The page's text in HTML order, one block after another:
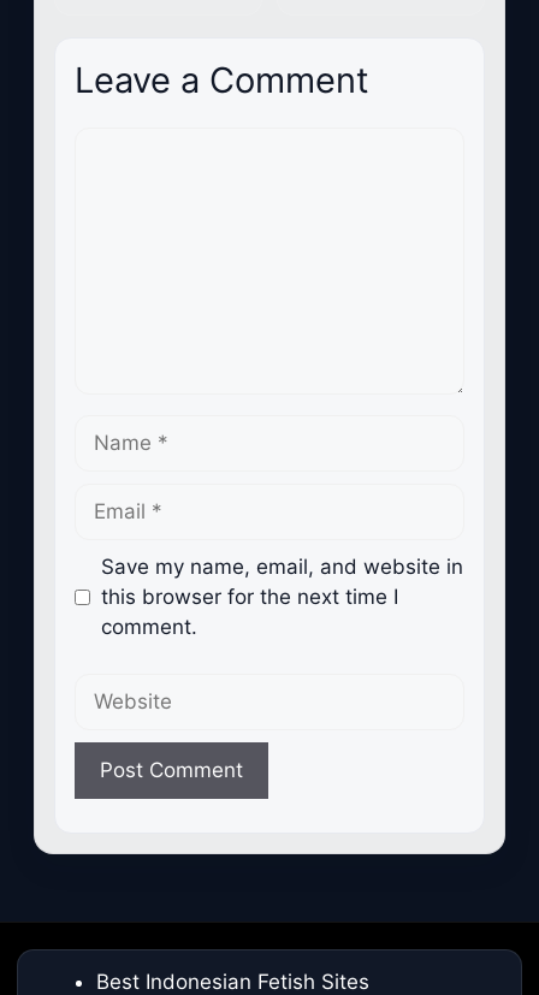
Leave a Comment
Name
Email
Save my name, email, and website in
this browser for the next time I
comment.
Best Indonesian Fetish Sites